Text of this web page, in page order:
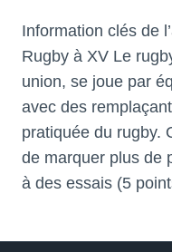
Information clés de
Rugby à XV Le
union, se joue par
avec des
pratiquée du rugby.
de marquer plus de
à des essais (5